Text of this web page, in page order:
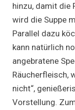
hinzu, damit die
wird die Suppe
Parallel dazu
kann natürlich
angebratene
Räucherfleisch,
nicht“,
Vorstellung.